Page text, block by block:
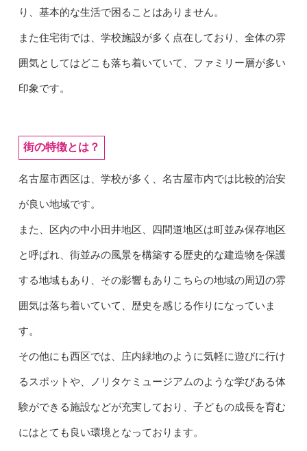
り、基本的な生活で困ることはありません。
また住宅街では、学校施設が多く点在しており、全体の雰
囲気としてはどこも落ち着いていて、ファミリー層が多い
印象です。
街の特徴とは？
名古屋市西区は、学校が多く、名古屋市内では比較的治安
が良い地域です。
また、区内の中小田井地区、四間道地区は町並み保存地区
と呼ばれ、街並みの風景を構築する歴史的な建造物を保護
する地域もあり、その影響もありこちらの地域の周辺の雰
囲気は落ち着いていて、歴史を感じる作りになっていま
す。
その他にも西区では、庄内緑地のように気軽に遊びに行け
るスポットや、ノリタケミュージアムのような学びある体
験ができる施設などが充実しており、子どもの成長を育む
にはとても良い環境となっております。